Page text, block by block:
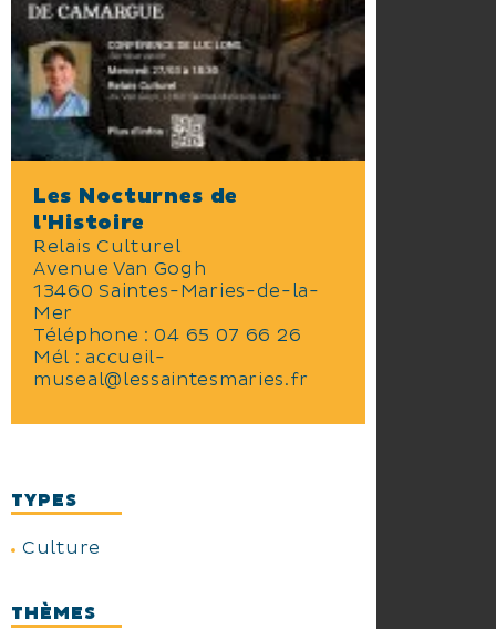
Les Nocturnes de
l'Histoire
Relais Culturel
Avenue Van Gogh
13460 Saintes-Maries-de-la-
Mer
Téléphone :04 65 07 66 26
Mél : accueil-
museal@lessaintesmaries.fr
TYPES
Culture
THÈMES